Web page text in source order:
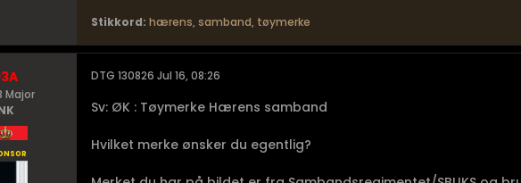
Stikkord: hærens, samband, tøymerke
Major
DTG 130826 Jul 16, 08:26
Sv: ØK : Tøymerke Hærens samband
Hvilket merke ønsker du egentlig?